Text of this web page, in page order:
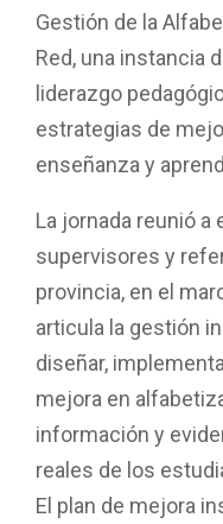
Gestión de la
Red, una instancia
liderazgo
estrategias de
enseñanza y
La jornada reunió
supervisores y
provincia, en el
articula la gestión
diseñar,
mejora en
información y
reales de los
El plan de mejora